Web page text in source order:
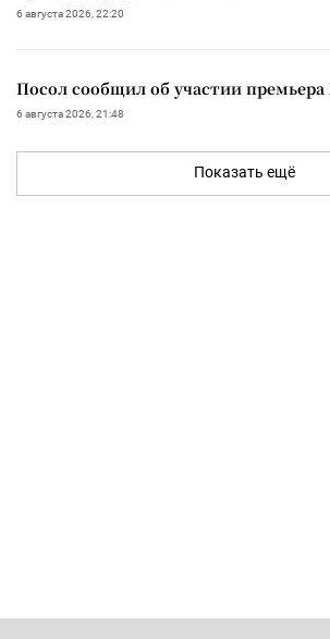
6 августа 2026, 22:20
Посол сообщил об участии
6 августа 2026, 21:48
Показать ещё